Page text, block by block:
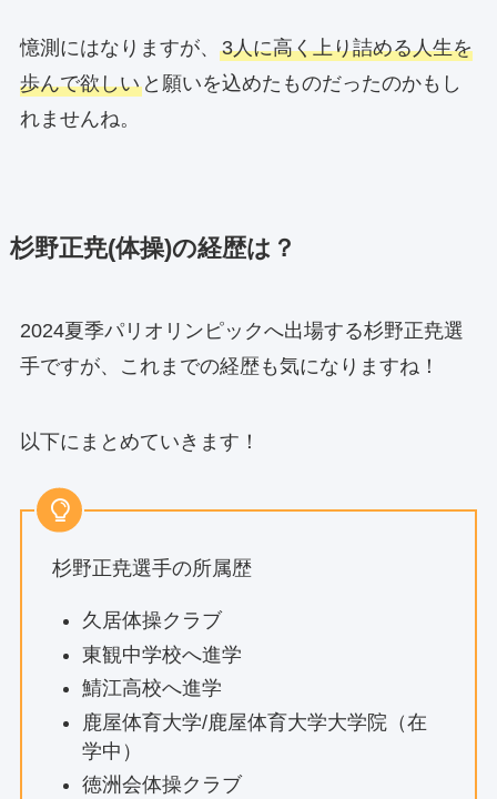
憶測にはなりますが、 3人に高く上り詰める人生を
歩んで欲しいと願いを込めたものだったのかもし
れませんね。
杉野正尭(体操)の経歴は？
2024夏季パリオリンピックへ出場する杉野正尭選
手ですが、これまでの経歴も気になりますね！
以下にまとめていきます！
杉野正尭選手の所属歴
久居体操クラブ
東観中学校へ進学
鯖江高校へ進学
鹿屋体育大学/鹿屋体育大学大学院（在
学中）
徳洲会体操クラブ